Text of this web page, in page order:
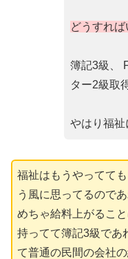
どうすれ
簿記3級、
ター2級取
やはり福祉
福祉はもうやってて
う風に思ってるので
めちゃ給料上がるこ
持ってて簿記3級であ
て普通の民間の会社